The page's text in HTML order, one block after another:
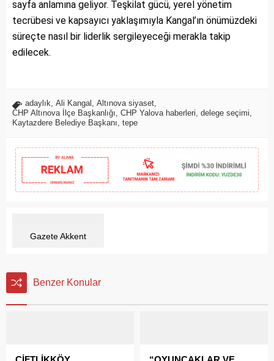
sayfa anlamına geliyor. Teşkilat gücü, yerel yönetim
tecrübesi ve kapsayıcı yaklaşımıyla Kangal’ın önümüzdeki
süreçte nasıl bir liderlik sergileyeceği merakla takip
edilecek.
adaylık Ali Kangal Altınova siyaset
CHP Altınova İlçe Başkanlığı CHP Yalova haberleri delege seçimi
Kaytazdere Belediye Başkanı tepe
Gazete Akkent
Benzer Konular